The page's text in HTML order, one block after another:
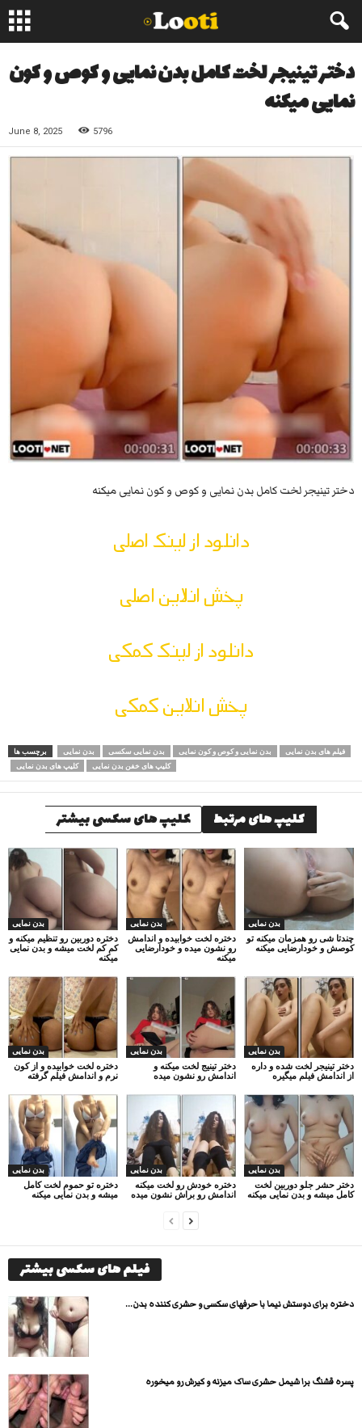
دختر تینیجر لخت کامل بدن نمایی و کوص و کون
نمایی میکنه
June 8, 2025 5796
دختر تینیجر لخت کامل بدن نمایی و کوص و کون نمایی میکنه
دانلود از لینک اصلی
پخش انلاین اصلی
دانلود از لینک کمکی
پخش انلاین کمکی
برچسب ها بدن نمایی بدن نمایی سکسی بدن نمایی و کوص و کون نمایی
فیلم های بدن نمایی
کلیپ های بدن نمایی
کلیپ های خفن بدن نمایی
کلیپ های مرتبط کلیپ های سکسی بیشتر
بدن نمایی
دختره دوربین رو تنظیم میکنه و
کم کم لخت میشه و بدن نمایی
میکنه
بدن نمایی
دختره لخت خوابیده و اندامش
رو نشون میده و خودارضایی
میکنه
بدن نمایی
چندتا شی رو همزمان میکنه تو
کوصش و خودارضایی میکنه
بدن نمایی
دختره لخت خوابیده و از کون
نرم و اندامش فیلم گرفته
بدن نمایی
دختر تینیج لخت میکنه و
اندامش رو نشون میده
بدن نمایی
دختر تینیجر لخت شده و داره
از اندامش فیلم میگیره
بدن نمایی
دختره تو حموم لخت کامل
میشه و بدن نمایی میکنه
بدن نمایی
دختره خودش رو لخت میکنه
اندامش رو براش نشون میده
بدن نمایی
دختر حشر جلو دوربین لخت
کامل میشه و بدن نمایی میکنه
فیلم های سکسی بیشتر
دختره برای دوستش نیما با حرفهای سکسی و حشری کننده بدن...
پسره قشنگ برا شیمل حشری ساک میزنه و کیرش رو میخوره